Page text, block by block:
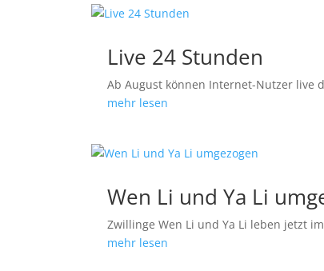
Live 24 Stunden
Ab August können Internet-Nutzer live
mehr lesen
Wen Li und Ya Li
Zwillinge Wen Li und Ya Li leben jetzt
mehr lesen